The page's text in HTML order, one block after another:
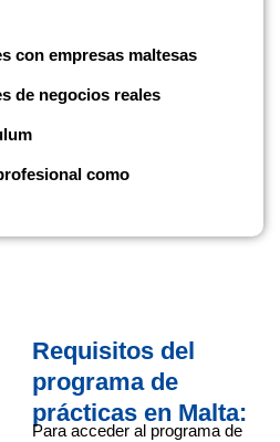
con empresas maltesas
de negocios reales
como
Requisitos del
programa de
prácticas en Malta:
Para acceder al programa de